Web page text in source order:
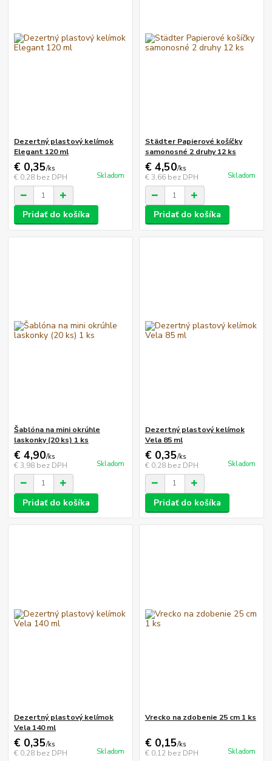
Dezertný plastový kelímok
Elegant 120 ml
€ 0,35/ks
€ 0,28 bez DPH Skladom
Pridať do košíka
Städter Papierové košíčky
samonosné 2 druhy 12 ks
€ 4,50/ks
€ 3,66 bez DPH Skladom
Pridať do košíka
Šablóna na mini okrúhle
laskonky (20 ks) 1 ks
€ 4,90/ks
€ 3,98 bez DPH Skladom
Pridať do košíka
Dezertný plastový kelímok
Vela 85 ml
€ 0,35/ks
€ 0,28 bez DPH Skladom
Pridať do košíka
Dezertný plastový kelímok
Vela 140 ml
€ 0,35/ks
€ 0,28 bez DPH Skladom
Vrecko na zdobenie 25 cm 1 ks
€ 0,15/ks
€ 0,12 bez DPH Skladom